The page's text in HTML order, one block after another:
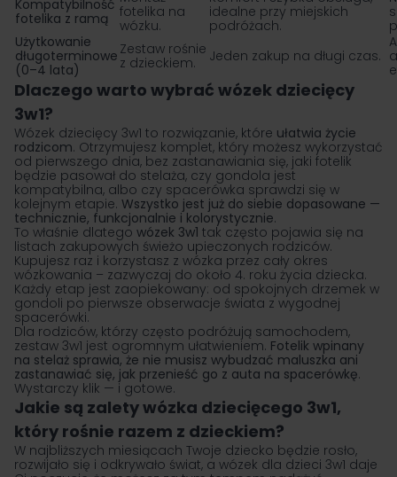
Kompatybilność
fotelika z ramą
fotelika na
wózku.
idealne przy miejskich
podróżach.
Użytkowanie
długoterminowe
(0–4 lata)
Zestaw rośnie
z dzieckiem.
Jeden zakup na długi czas.
Dlaczego warto wybrać wózek dziecięcy
3w1?
Wózek dziecięcy 3w1 to rozwiązanie, które ułatwia życie
rodzicom. Otrzymujesz komplet, który możesz wykorzystać
od pierwszego dnia, bez zastanawiania się, jaki fotelik
będzie pasował do stelaża, czy gondola jest
kompatybilna, albo czy spacerówka sprawdzi się w
kolejnym etapie. Wszystko jest już do siebie dopasowane —
technicznie, funkcjonalnie i kolorystycznie.
To właśnie dlatego wózek 3w1 tak często pojawia się na
listach zakupowych świeżo upieczonych rodziców.
Kupujesz raz i korzystasz z wózka przez cały okres
wózkowania – zazwyczaj do około 4. roku życia dziecka.
Każdy etap jest zaopiekowany: od spokojnych drzemek w
gondoli po pierwsze obserwacje świata z wygodnej
spacerówki.
Dla rodziców, którzy często podróżują samochodem,
zestaw 3w1 jest ogromnym ułatwieniem. Fotelik wpinany
na stelaż sprawia, że nie musisz wybudzać maluszka ani
zastanawiać się, jak przenieść go z auta na spacerówkę.
Wystarczy klik — i gotowe.
Jakie są zalety wózka dziecięcego 3w1,
który rośnie razem z dzieckiem?
W najbliższych miesiącach Twoje dziecko będzie rosło,
rozwijało się i odkrywało świat, a wózek dla dzieci 3w1 daje